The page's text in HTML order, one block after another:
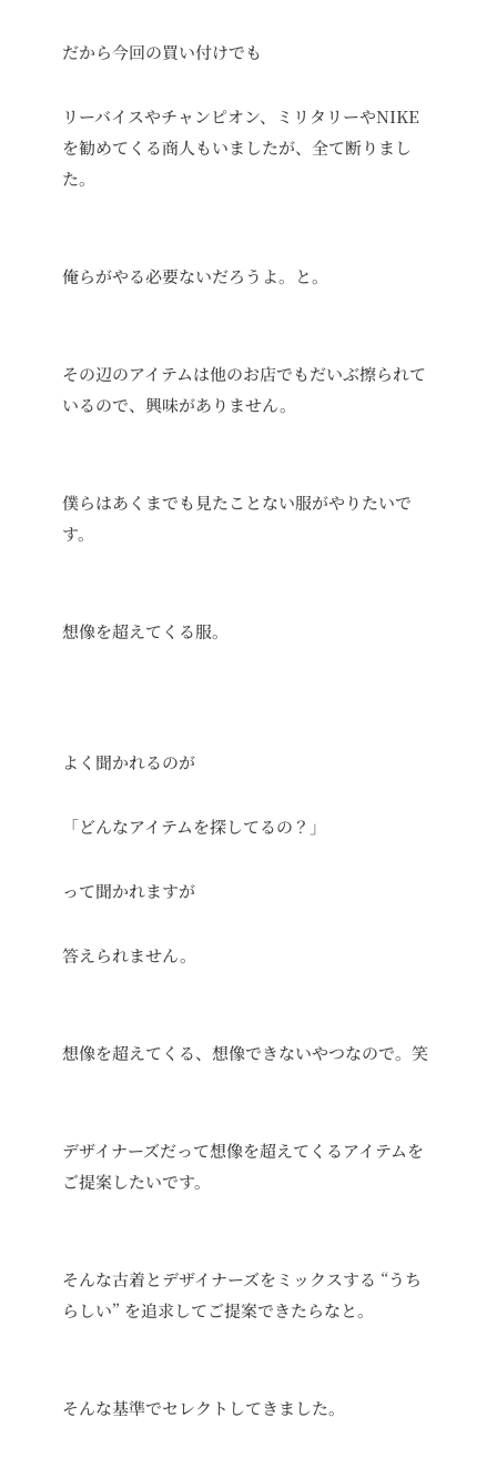
だから今回の買い付けでも
リーバイスやチャンピオン、ミリタリーやNIKE
を勧めてくる商人もいましたが、全て断りまし
た。
俺らがやる必要ないだろうよ。と。
その辺のアイテムは他のお店でもだいぶ擦られて
いるので、興味がありません。
僕らはあくまでも見たことない服がやりたいで
す。
想像を超えてくる服。
よく聞かれるのが
「どんなアイテムを探してるの？」
って聞かれますが
答えられません。
想像を超えてくる、想像できないやつなので。笑
デザイナーズだって想像を超えてくるアイテムを
ご提案したいです。
そんな古着とデザイナーズをミックスする “うち
らしい” を追求してご提案できたらなと。
そんな基準でセレクトしてきました。